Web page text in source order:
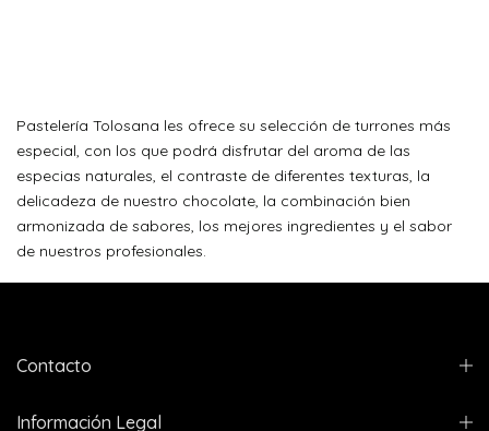
Pastelería Tolosana les ofrece su selección de turrones más
especial, con los que podrá disfrutar del aroma de las
especias naturales, el contraste de diferentes texturas, la
delicadeza de nuestro chocolate, la combinación bien
armonizada de sabores, los mejores ingredientes y el sabor
de nuestros profesionales.
Contacto
Información Legal